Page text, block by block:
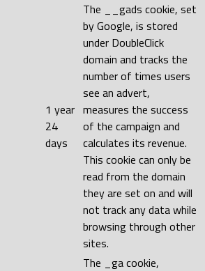
1 year
24
days
The __gads cookie, set
by Google, is stored
under DoubleClick
domain and tracks the
number of times users
see an advert,
measures the success
of the campaign and
calculates its revenue.
This cookie can only be
read from the domain
they are set on and will
not track any data while
browsing through other
sites.
The _ga cookie,